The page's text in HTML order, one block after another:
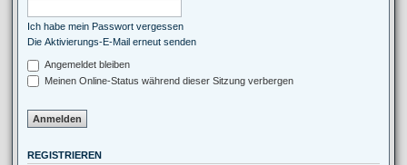
Ich habe mein Passwort vergessen
Die Aktivierungs-E-Mail erneut senden
Angemeldet bleiben
Meinen Online-Status während dieser Sitzung verbergen
REGISTRIEREN